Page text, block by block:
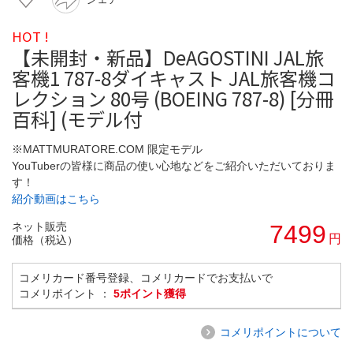
HOT !
【未開封・新品】DeAGOSTINI JAL旅
客機1 787-8ダイキャスト JAL旅客機コ
レクション 80号 (BOEING 787-8) [分冊
百科] (モデル付
※MATTMURATORE.COM 限定モデル
YouTuberの皆様に商品の使い心地などをご紹介いただいておりま
す！
紹介動画はこちら
ネット販売
価格（税込）
7499 円
コメリカード番号登録、コメリカードでお支払いで
コメリポイント ： 5ポイント獲得
コメリポイントについて